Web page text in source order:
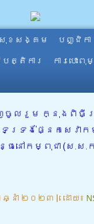
ខសង្គម បញ្ជិកា
ត្តិការ ការបោះ
ជើញចូលរួម ក្នុង
ទ្រង់ផ្នែកសេវា
នៅកម្ពុជា (ស.ស.
ឆ្នាំ ២០២៣ | ដោយ៖